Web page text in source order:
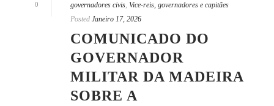
0
governadores civis, Vice-reis, governadores e capitães
Posted Janeiro 17, 2026
COMUNICADO DO
GOVERNADOR
MILITAR DA MADEIRA
SOBRE A